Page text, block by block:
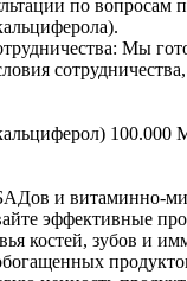
по вопросам
Мы
100.000
и витаминно-
эффективные
костей, зубов и